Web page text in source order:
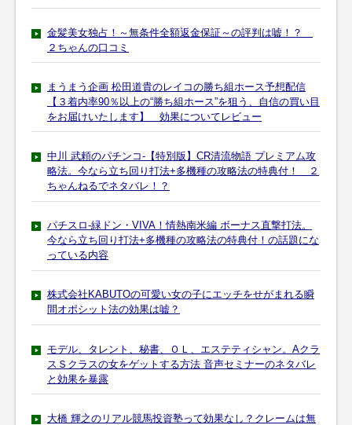
金髪美女独占！～無条件全額返金保証～の評判は嘘！？
２ちゃんの口コミ
まうまう企画 松田道貴のレイコの勝ち組ホース予想配信
【３着内率90％以上の“勝ち組ホース”を狙う、自信の買い目
をお届けいたします】 効果についてレビュー
中川 武頼のパチンコ-【特別版】CR清流物語 プレミアム攻
略法。今なら立ち回り打法+多機種の攻略法の特典付！ ２
ちゃんねるでネタバレ！？
パチスロ-緑ドン・VIVA！情熱南米編 ボーナス直撃打法。
今なら立ち回り打法+多機種の攻略法の特典付！の話題にな
っている内容
株式会社KABUTOの可愛い女の子にエッチをせがまれる瞬
間オポシット法の効果は嘘？
モデル、タレント、秘書、ＯＬ、エステティシャン。Aクラ
スＳクラスの女をゲットする方法 音声セミナーのネタバレ
と効果を暴露
大橋 輝之のリアル競馬投資塾って効果なし？クレームは無